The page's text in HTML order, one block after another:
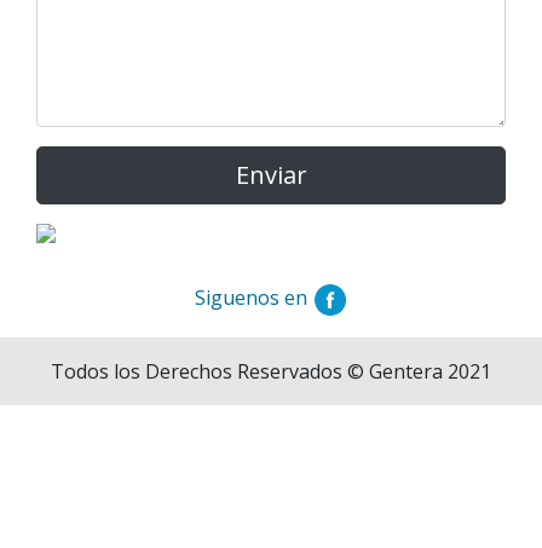
Siguenos en
Todos los Derechos Reservados © Gentera 2021